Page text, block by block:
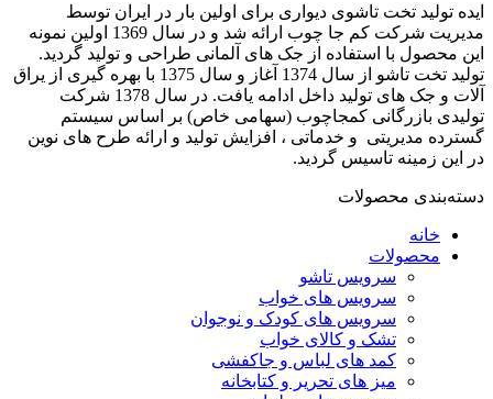
ایده تولید تخت تاشوی دیواری برای اولین بار در ایران توسط
مدیریت شرکت کم جا چوب ارائه شد و در سال 1369 اولین نمونه
این محصول با استفاده از جک های آلمانی طراحی و تولید گردید.
تولید تخت تاشو از سال 1374 آغاز و سال 1375 با بهره گیری از یراق
آلات و جک های تولید داخل ادامه یافت. در سال 1378 شرکت
تولیدی بازرگانی کمجاچوب (سهامی خاص) بر اساس سیستم
گسترده مدیریتی و خدماتی ، افزایش تولید و ارائه طرح های نوین
در این زمینه تاسیس گردید.
دسته‌بندی محصولات
خانه
محصولات
سرویس تاشو
سرویس های خواب
سرویس های کودک و نوجوان
تشک و کالای خواب
کمد های لباس و جاکفشی
میز های تحریر و کتابخانه